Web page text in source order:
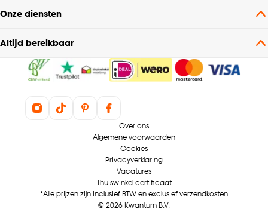
Onze diensten
Altijd bereikbaar
Over ons
Algemene voorwaarden
Cookies
Privacyverklaring
Vacatures
Thuiswinkel certificaat
*Alle prijzen zijn inclusief BTW en exclusief verzendkosten
© 2026 Kwantum B.V.